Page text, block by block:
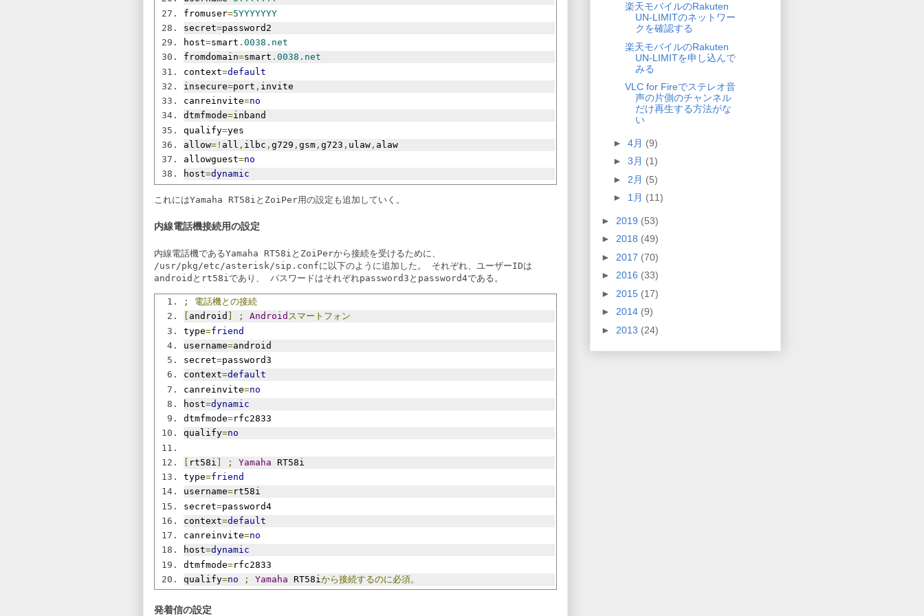
fromuser=5YYYYYYY
secret=password2
host=smart . 0038.net
fromdomain=smart . 0038.net
context=default
insecure=port , invite
canreinvite=no
dtmfmode=inband
qualify=yes
allow=! all , ilbc , g729 , gsm , g723 , ulaw , alaw
allowguest=no
host=dynamic
これにはYamaha RT58iとZoiPer用の設定も追加していく。
内線電話機接続用の設定
内線電話機であるYamaha RT58iとZoiPerから接続を受けるために、
/usr/pkg/etc/asterisk/sip.confに以下のように追加した。 それぞれ、ユーザーIDは
android と rt58iであり、 パスワードはそれぞれpassword3 と password4である。
;
電話機との接続
android ; Android スマートフォン
type=friend
username=android
secret=password3
context=default
canreinvite=no
host=dynamic
dtmfmode=rfc2833
qualify=no
rt58i ; Yamaha RT58i
type=friend
username=rt58i
secret=password4
context=default
canreinvite=no
host=dynamic
dtmfmode=rfc2833
qualify=no ; Yamaha RT58i から接続するのに必須。
発着信の設定
楽天モバイルのRakuten
UN-LIMITのネットワー
クを確認する
楽天モバイルのRakuten
UN-LIMITを申し込んで
みる
VLC for Fireでステレオ音
声の片側のチャンネル
だけ再生する方法がな
い
► 4月 (9)
► 3月 (1)
► 2月 (5)
► 1月 (11)
► 2019 (53)
► 2018 (49)
► 2017 (70)
► 2016 (33)
► 2015 (17)
► 2014 (9)
► 2013 (24)